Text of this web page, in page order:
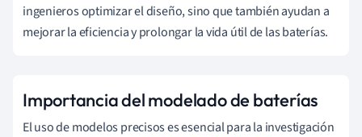
ingenieros optimizar el diseño, sino que también ayudan a
mejorar la eficiencia y prolongar la vida útil de las baterías.
Importancia del modelado de baterías
El uso de modelos precisos es esencial para la investigación